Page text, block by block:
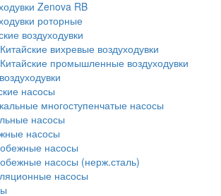
Zenova RB
роторные
воздуходувки
Китайские вихревые воздуходувки
Китайские промышленные воздуходувки
насосы
многоступенчатые насосы
насосы
насосы
насосы
насосы (нерж.сталь)
насосы